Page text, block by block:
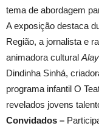
tema de abordagem
A exposição destaca
Região, a jornalista e
animadora cultural
Dindinha Sinhá,
programa infantil O
revelados jovens
Convidados –